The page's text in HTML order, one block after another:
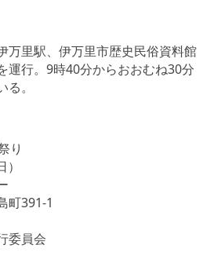
万里駅、伊万里市歴史民俗資料館
運行。9時40分からおおむね30分
。
り
町391-1
委員会